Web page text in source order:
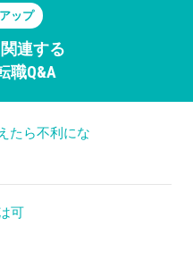
ップ
連する
職Q&A
たら不利にな
可